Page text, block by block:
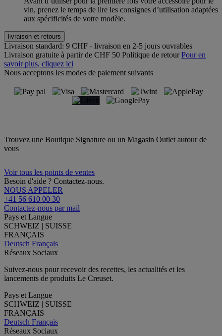
vin, prenez le temps de lire les consignes d’utilisation adaptées
aux spécificités de votre modèle.
livraison et retours
Livraison standard: 9 CHF - livraison en 2-5 jours ouvrables
Livraison gratuite à partir de CHF 50 Politique de retour Pour en
savoir plus, cliquez ici
Nous acceptons les modes de paiement suivants
Trouvez une Boutique Signature ou un Magasin Outlet autour de
vous
Voir tous les points de ventes
Besoin d'aide ? Contactez-nous.
NOUS APPELER
+41 56 610 00 30
Contactez-nous par mail
Pays et Langue
SCHWEIZ | SUISSE
FRANÇAIS
Deutsch Français
Réseaux Sociaux
Suivez-nous pour recevoir des recettes, les actualités et les
lancements de produits Le Creuset.
Pays et Langue
SCHWEIZ | SUISSE
FRANÇAIS
Deutsch Français
Réseaux Sociaux